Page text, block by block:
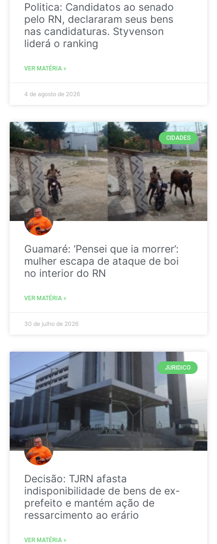
Politica: Candidatos ao senado
pelo RN, declararam seus bens
nas candidaturas. Styvenson
liderá o ranking
VER MATÉRIA »
4 de agosto de 2026
CIDADES
Guamaré: ‘Pensei que ia morrer’:
mulher escapa de ataque de boi
no interior do RN
VER MATÉRIA »
30 de julho de 2026
JURIDICO
Decisão: TJRN afasta
indisponibilidade de bens de ex-
prefeito e mantém ação de
ressarcimento ao erário
VER MATÉRIA »